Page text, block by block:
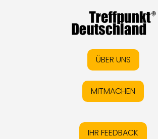
ÜBER UNS
MITMACHEN
IHR FEEDBACK